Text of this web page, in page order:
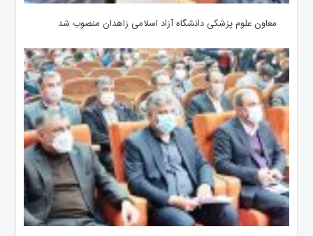
معاون علوم‌ پزشکی دانشگاه آزاد اسلامی زاهدان منصوب شد